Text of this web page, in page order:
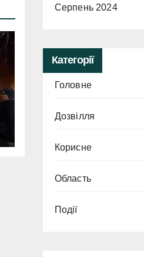
Серпень 2024
Категорії
Головне
Дозвілля
Корисне
Область
Події